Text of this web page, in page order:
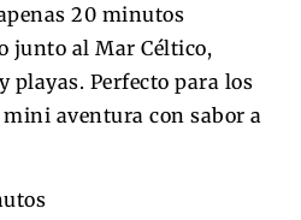
20 minutos
junto al Mar Céltico,
playas. Perfecto para los
aventura con sabor a